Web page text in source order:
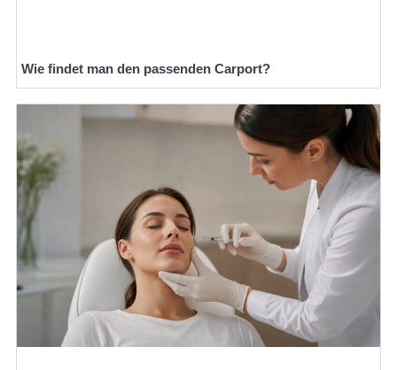
Wie findet man den passenden Carport?